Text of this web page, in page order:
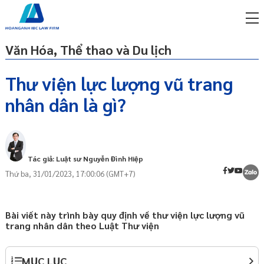
Văn Hóa, Thể thao và Du lịch
Thư viện lực lượng vũ trang
nhân dân là gì?
Tác giả: Luật sư Nguyễn Đình Hiệp
Thứ ba, 31/01/2023, 17:00:06 (GMT+7)
Bài viết này trình bày quy định về thư viện lực lượng vũ
trang nhân dân theo Luật Thư viện
MỤC LỤC
Khái niệm
phí qua zalo
ty/doanh nghiệp
gói
phí qua zalo
ty/doanh nghiệp
gói
ty/doanh nghiệp
gói